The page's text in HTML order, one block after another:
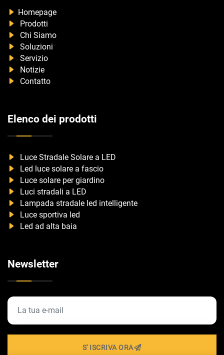
Homepage
Prodotti
Chi Siamo
Soluzioni
Servizio
Notizie
Contatto
Elenco dei prodotti
Luce Stradale Solare a LED
Led luce solare a fascio
Luce solare per giardino
Luci stradali a LED
Lampada stradale led intelligente
Luce sportiva led
Led ad alta baia
Newsletter
S' ISCRIVA ORA